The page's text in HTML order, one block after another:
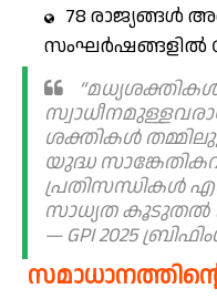
78 രാജ്യങ്ങൾ
സംഘർഷങ്ങളിൽ
ശക്തികൾ
യുദ്ധ
പ്രതിസന്ധികൾ
സാധ്യത കൂടുതൽ
— GPI 2025